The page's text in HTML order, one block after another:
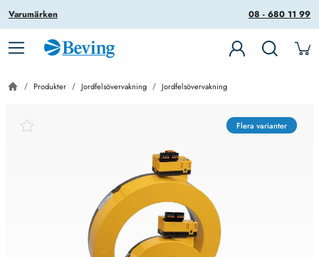
08 - 680 11 99
Varumärken
Produkter Jordfelsövervakning Jordfelsövervakning
Flera varianter